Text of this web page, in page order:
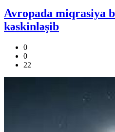
Avropada miqrasiya
kəskinləşib
0
0
22